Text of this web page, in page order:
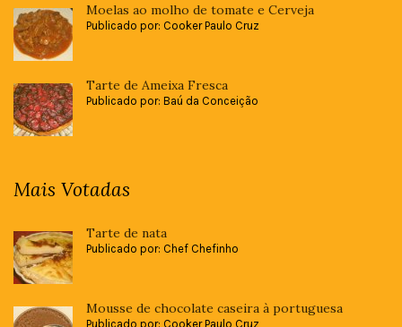
Moelas ao molho de tomate e Cerveja
Publicado por: Cooker Paulo Cruz
Tarte de Ameixa Fresca
Publicado por: Baú da Conceição
Mais Votadas
Tarte de nata
Publicado por: Chef Chefinho
Mousse de chocolate caseira à portuguesa
Publicado por: Cooker Paulo Cruz